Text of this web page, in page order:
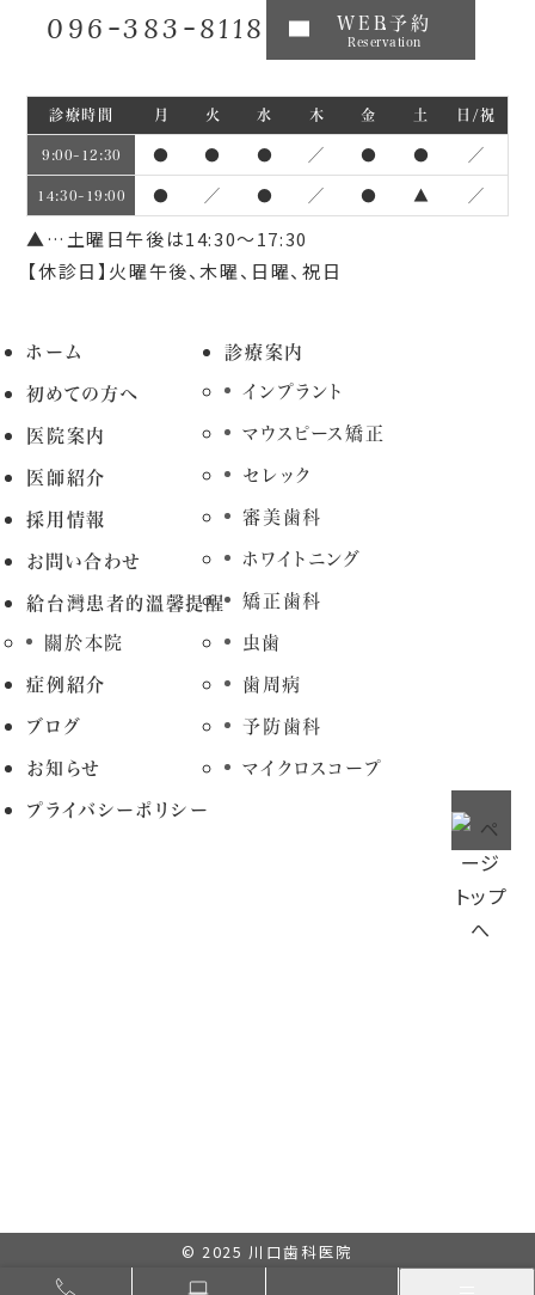
096-383-8118 WEB予約
Reservation
診療時間 月 火 水 木 金 土 日/祝
9:00~12:30 ● ● ● ／ ● ● ／
14:30~19:00 ● ／ ● ／ ● ▲ ／
▲…土曜日午後は14:30～17:30
【休診日】火曜午後、木曜、日曜、祝日
ホーム
初めての方へ
医院案内
医師紹介
採用情報
お問い合わせ
給台灣患者的溫馨提醒
關於本院
症例紹介
ブログ
お知らせ
プライバシーポリシー
診療案内
インプラント
マウスピース矯正
セレック
審美歯科
ホワイトニング
矯正歯科
虫歯
歯周病
予防歯科
マイクロスコープ
© 2025 川口歯科医院